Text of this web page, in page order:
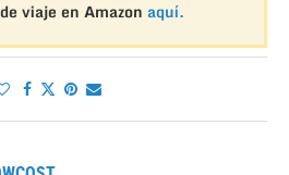
viaje en Amazon aquí.